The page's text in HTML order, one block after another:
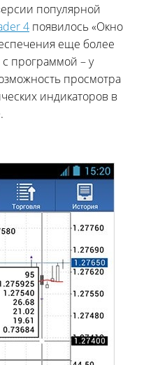
популярной
4 появилось «Окно
еще более
программой – у
просмотра
индикаторов в